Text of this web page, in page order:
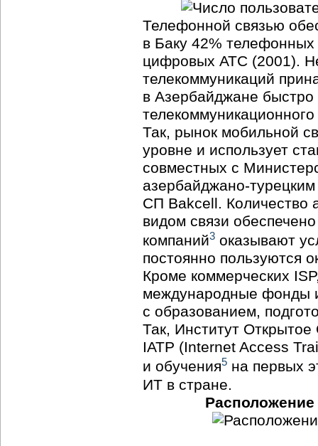
Телефонной связью
в Баку 42%
цифровых АТС (2001).
телекоммуникаций
в Азербайджане быстро
Так, рынок мобильной
уровне и использует
совместных с
азербайджано-турецким
СП Bakcell. Количество
видом связи
компаний3 оказывают
постоянно пользуются
Кроме коммерческих
международные фонды
с образованием,
Так, Институт
IATP (Internet Access
и обучения5 на первых
ИТ в стране.